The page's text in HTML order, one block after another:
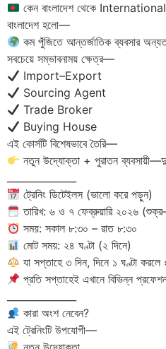
কেন বাংলাদেশ থেকে
বাংলাদেশ হলো—
কম পুঁজিতে আন্তর্জাতিক ব্যবসার
সবচেয়ে সম্ভাবনাময় ক্ষেত্র—
Import–Export
Sourcing Agent
Trade Broker
Buying House
এই কোর্সটি বিশেষভাবে তৈরি—
নতুন উদ্যোক্তা + পুরাতন
ট্রেনিং ডিটেইলস (ভালো করে পড়ুন)
তারিখ: ৬ ও ৭ ফেব্রুয়ারি ২০২৬
সময়: সকাল ৮:৩০ – রাত ৮:৩০
মোট সময়: ২৪ ঘণ্টা (২ দিনে)
যা সপ্তাহে ৩ দিন, দিনে ১ ঘণ্টা
প্রতি সপ্তাহেই এখানে বিভিন্ন
কারা অংশ নেবেন?
এই ট্রেনিংটি উপযোগী—